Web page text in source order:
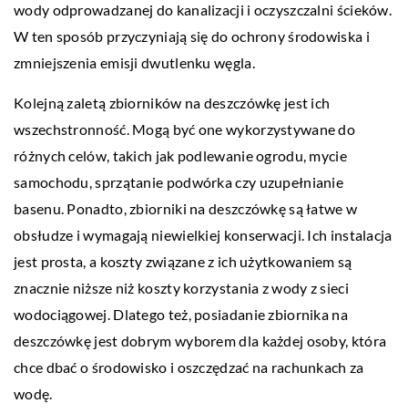
wody odprowadzanej do kanalizacji i oczyszczalni ścieków.
W ten sposób przyczyniają się do ochrony środowiska i
zmniejszenia emisji dwutlenku węgla.
Kolejną zaletą zbiorników na deszczówkę jest ich
wszechstronność. Mogą być one wykorzystywane do
różnych celów, takich jak podlewanie ogrodu, mycie
samochodu, sprzątanie podwórka czy uzupełnianie
basenu. Ponadto, zbiorniki na deszczówkę są łatwe w
obsłudze i wymagają niewielkiej konserwacji. Ich instalacja
jest prosta, a koszty związane z ich użytkowaniem są
znacznie niższe niż koszty korzystania z wody z sieci
wodociągowej. Dlatego też, posiadanie zbiornika na
deszczówkę jest dobrym wyborem dla każdej osoby, która
chce dbać o środowisko i oszczędzać na rachunkach za
wodę.